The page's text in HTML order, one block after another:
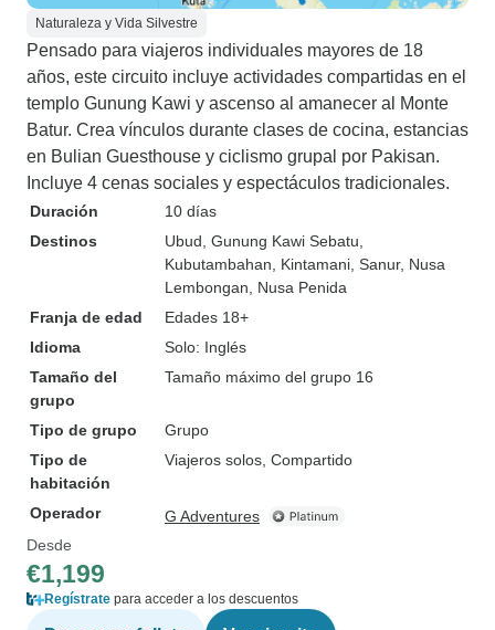
Naturaleza y Vida Silvestre
Pensado para viajeros individuales mayores de 18
años, este circuito incluye actividades compartidas en el
templo Gunung Kawi y ascenso al amanecer al Monte
Batur. Crea vínculos durante clases de cocina, estancias
en Bulian Guesthouse y ciclismo grupal por Pakisan.
Incluye 4 cenas sociales y espectáculos tradicionales.
Duración
10 días
Destinos
Ubud , Gunung Kawi Sebatu
Kubutambahan , Kintamani , Sanur, Nusa
Lembongan , Nusa Penida
Franja de edad
Edades 18+
Idioma
Solo: Inglés
Tamaño del
grupo
Tamaño máximo del grupo 16
Tipo de grupo
Grupo
Tipo de
habitación
Viajeros solos, Compartido
Operador
G Adventures
Desde
€1,199
Regístrate para acceder a los descuentos